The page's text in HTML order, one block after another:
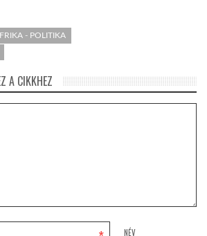
- POLITIKA
A CIKKHEZ
NÉV